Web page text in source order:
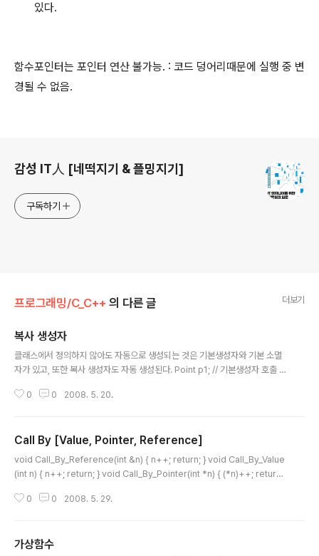
있다.
함수포인터는 포인터 연산 불가능. : 코드 덩어리때문에 실행 중 변
경될 수 없음.
감성 IT人 [네떡지기 & 플밍지기]
구독하기
프로그래밍/C_C++ 의 다른 글 더보기
복사 생성자
클래스에서 정의하지 않아도 자동으로 생성되는 것은 기본생성자와 기본 소멸
자가 있고, 또한 복사 생성자도 자동 생성된다. Point p1; // 기본생성자 호출 모
사생성자 모양 복사생성자 정의 클래스명(const 클래스명& 객체변수) { 각 멤
============================================= 함
수로 매개변수로 객체를 넘겨줄 때에도 복사생성자가 생성. 함수에서 리턴으로
객체를 넘..
0 0 2008. 5. 20.
Call By [Value, Pointer, Reference]
void Call_By_Reference(int &n) { n++; return; } void Call_By_Value
(int n) { n++; return; } void Call_By_Pointer(int *n) { (*n)++; return;
erence(a); printf("%d\n",a); Call_By_Pointer(&a); printf("%d\n",a); =
0 0 2008. 5. 29.
가상함수